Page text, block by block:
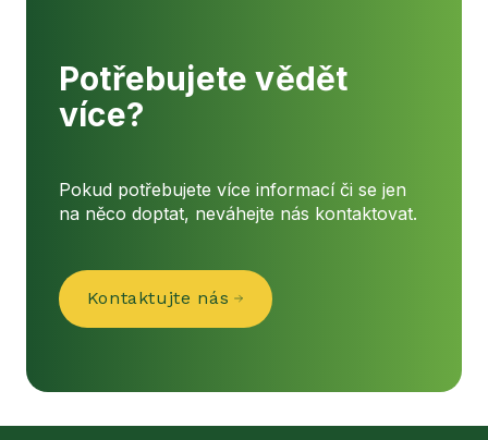
Potřebujete vědět
více?
Pokud potřebujete více informací či se jen
na něco doptat, neváhejte nás kontaktovat.
Kontaktujte nás